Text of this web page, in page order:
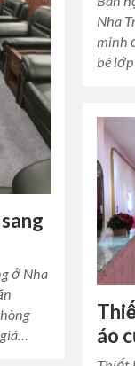
Nha
minh
bé
ở Nha
áo